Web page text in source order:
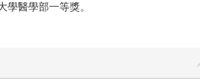
醫學部一等獎。